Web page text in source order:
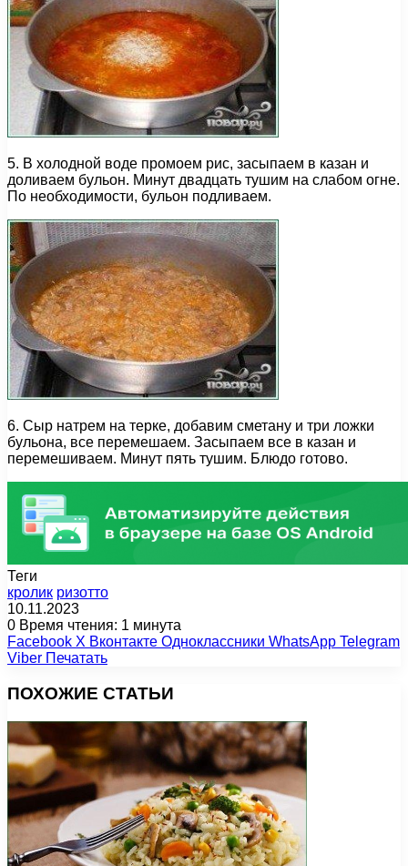
5. В холодной воде промоем рис, засыпаем в казан и
доливаем бульон. Минут двадцать тушим на слабом огне.
По необходимости, бульон подливаем.
6. Сыр натрем на терке, добавим сметану и три ложки
бульона, все перемешаем. Засыпаем все в казан и
перемешиваем. Минут пять тушим. Блюдо готово.
Теги
кролик ризотто
10.11.2023
0 Время чтения: 1 минута
Facebook X Вконтакте Одноклассники WhatsApp Telegram
Viber Печатать
ПОХОЖИЕ СТАТЬИ